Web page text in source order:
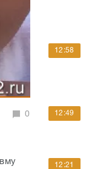
0
12:58
12:49
12:21